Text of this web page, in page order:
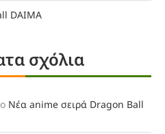
DAIMA
σχόλια
Νέα anime σειρά Dragon Ball